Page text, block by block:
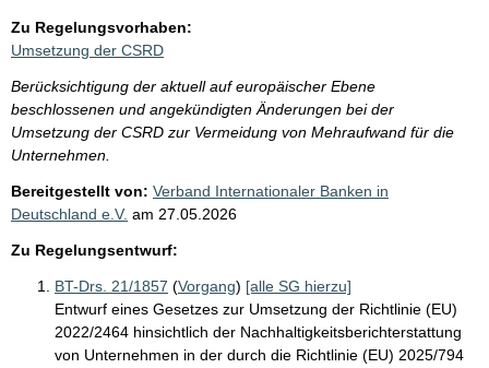
i
s
s
e
p
r
o
S
Zu Regelungsvorhaben:
Umsetzung der CSRD
Berücksichtigung der aktuell auf europäischer Ebene
beschlossenen und angekündigten Änderungen bei der
Umsetzung der CSRD zur Vermeidung von Mehraufwand für die
Unternehmen.
Bereitgestellt von: Verband Internationaler Banken in
Deutschland e.V. am 27.05.2026
Zu Regelungsentwurf:
BT-Drs. 21/1857 (Vorgang) [alle SG hierzu]
Entwurf eines Gesetzes zur Umsetzung der Richtlinie (EU)
2022/2464 hinsichtlich der Nachhaltigkeitsberichterstattung
von Unternehmen in der durch die Richtlinie (EU) 2025/794